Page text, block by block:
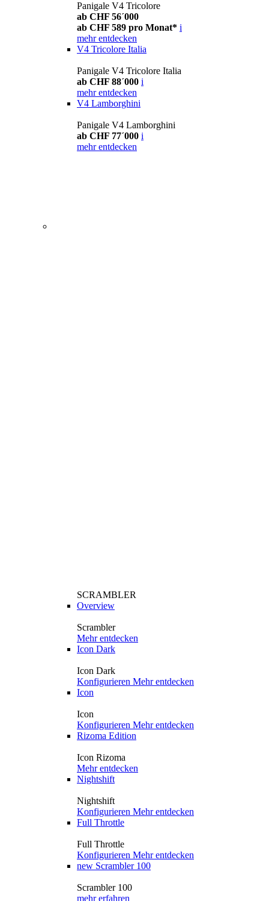
Panigale V4 Tricolore
ab CHF 56´000
ab CHF 589 pro Monat* i
mehr entdecken
V4 Tricolore Italia
Panigale V4 Tricolore Italia
ab CHF 88´000 i
mehr entdecken
V4 Lamborghini
Panigale V4 Lamborghini
ab CHF 77´000 i
mehr entdecken
SCRAMBLER
Overview
Scrambler
Mehr entdecken
Icon Dark
Icon Dark
Konfigurieren Mehr entdecken
Icon
Icon
Konfigurieren Mehr entdecken
Rizoma Edition
Icon Rizoma
Mehr entdecken
Nightshift
Nightshift
Konfigurieren Mehr entdecken
Full Throttle
Full Throttle
Konfigurieren Mehr entdecken
new Scrambler 100
Scrambler 100
mehr erfahren